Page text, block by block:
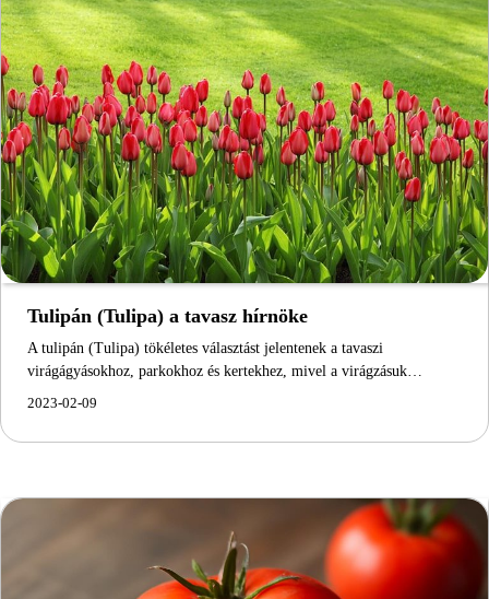
Tulipán (Tulipa) a tavasz hírnöke
A tulipán (Tulipa) tökéletes választást jelentenek a tavaszi
virágágyásokhoz, parkokhoz és kertekhez, mivel a virágzásuk…
2023-02-09